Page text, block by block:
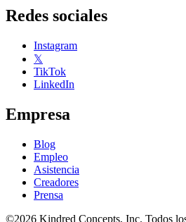
Redes sociales
Instagram
𝕏
TikTok
LinkedIn
Empresa
Blog
Empleo
Asistencia
Creadores
Prensa
©2026 Kindred Concepts, Inc. Todos